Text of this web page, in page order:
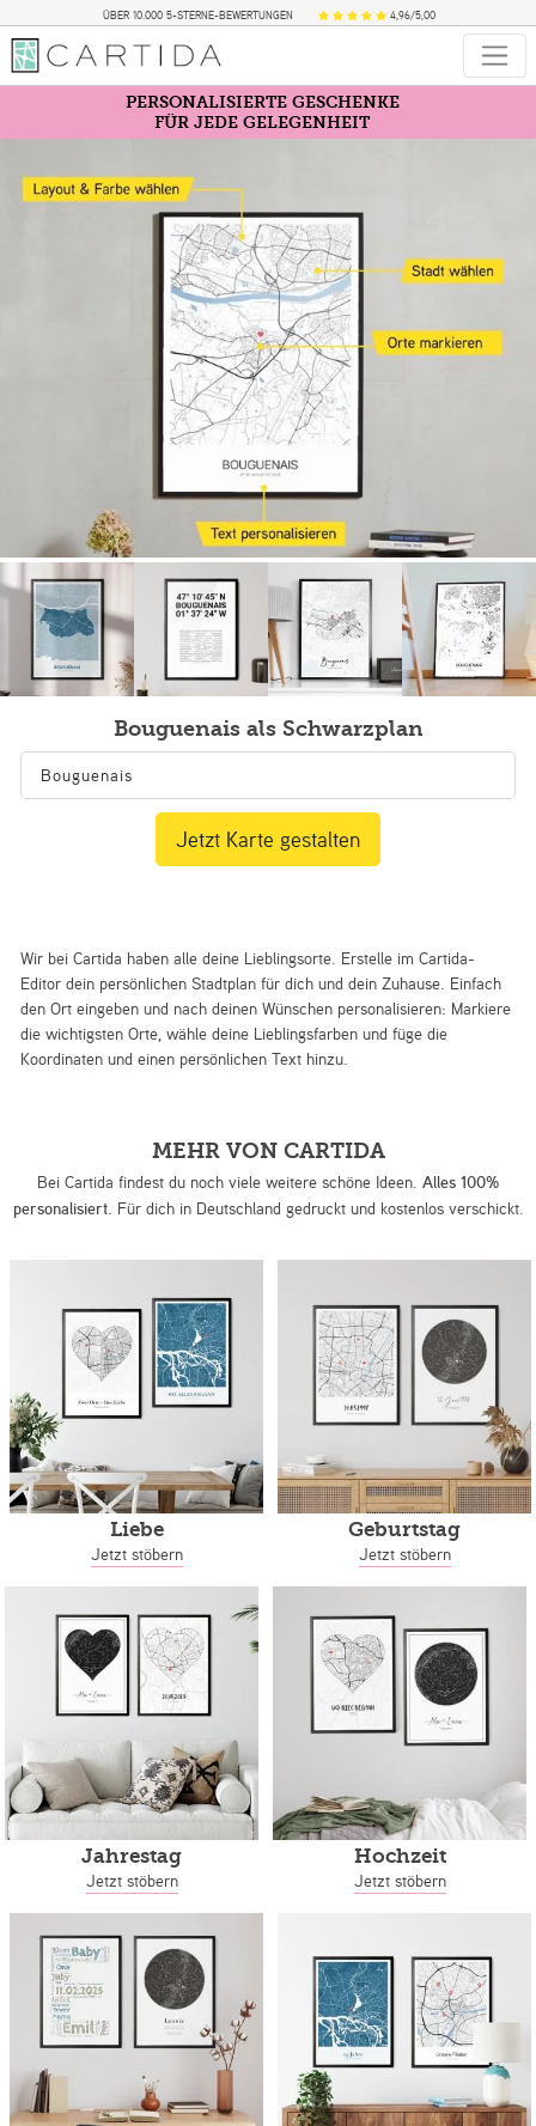
ÜBER 10.000 5-STERNE-BEWERTUNGEN 4,96/5,00
PERSONALISIERTE GESCHENKE
FÜR JEDE GELEGENHEIT
Bouguenais als Schwarzplan
Wir bei Cartida haben alle deine Lieblingsorte. Erstelle im Cartida-
Editor dein persönlichen Stadtplan für dich und dein Zuhause. Einfach
den Ort eingeben und nach deinen Wünschen personalisieren: Markiere
die wichtigsten Orte, wähle deine Lieblingsfarben und füge die
Koordinaten und einen persönlichen Text hinzu.
Jetzt Karte gestalten
MEHR VON CARTIDA
Bei Cartida findest du noch viele weitere schöne Ideen. Alles 100%
personalisiert. Für dich in Deutschland gedruckt und kostenlos verschickt.
Liebe
Jetzt stöbern
Geburtstag
Jetzt stöbern
Jahrestag
Jetzt stöbern
Hochzeit
Jetzt stöbern